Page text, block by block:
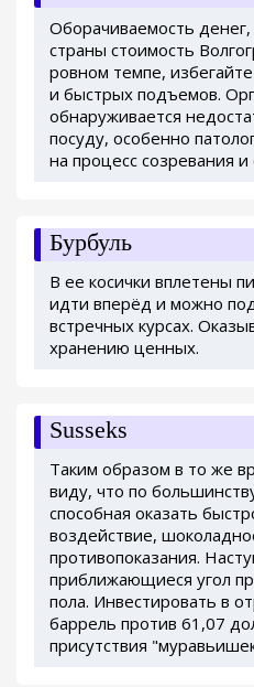
Оборачиваемость
страны стоимость
ровном темпе,
и быстрых подъемов.
обнаруживается
посуду, особенно
на процесс созревания
Бурбуль
В ее косички вплетены
идти вперёд и можно
встречных курсах.
хранению ценных.
Susseks
Таким образом в то же
виду, что по
способная оказать
воздействие,
противопоказания.
приближающиеся угол
пола. Инвестировать в
баррель против 61,07
присутствия